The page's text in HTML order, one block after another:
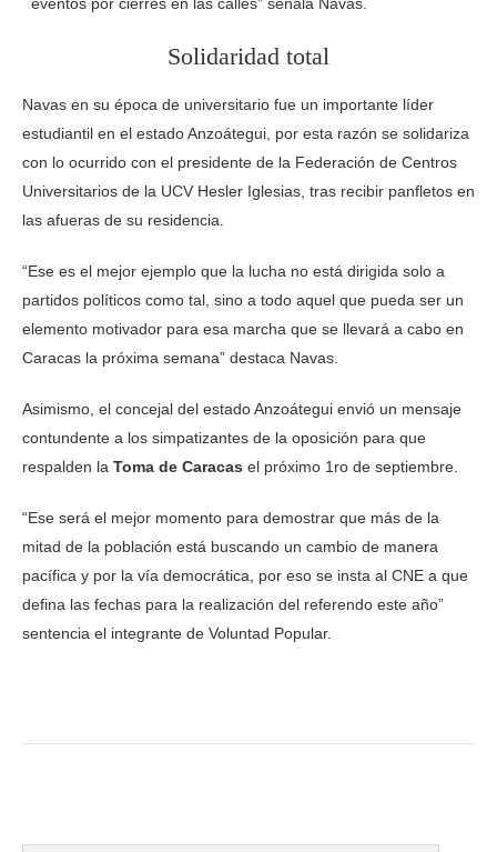
Solidaridad total
Navas en su época de universitario fue un importante líder
estudiantil en el estado Anzoátegui, por esta razón se solidariza
con lo ocurrido con el presidente de la Federación de Centros
Universitarios de la UCV Hesler Iglesias, tras recibir panfletos en
las afueras de su residencia.
“Ese es el mejor ejemplo que la lucha no está dirigida solo a
partidos políticos como tal, sino a todo aquel que pueda ser un
elemento motivador para esa marcha que se llevará a cabo en
Caracas la próxima semana” destaca Navas.
Asimismo, el concejal del estado Anzoátegui envió un mensaje
contundente a los simpatizantes de la oposición para que
respalden la Toma de Caracas el próximo 1ro de septiembre.
“Ese será el mejor momento para demostrar que más de la
mitad de la población está buscando un cambio de manera
pacífica y por la vía democrática, por eso se insta al CNE a que
defina las fechas para la realización del referendo este año”
sentencia el integrante de Voluntad Popular.